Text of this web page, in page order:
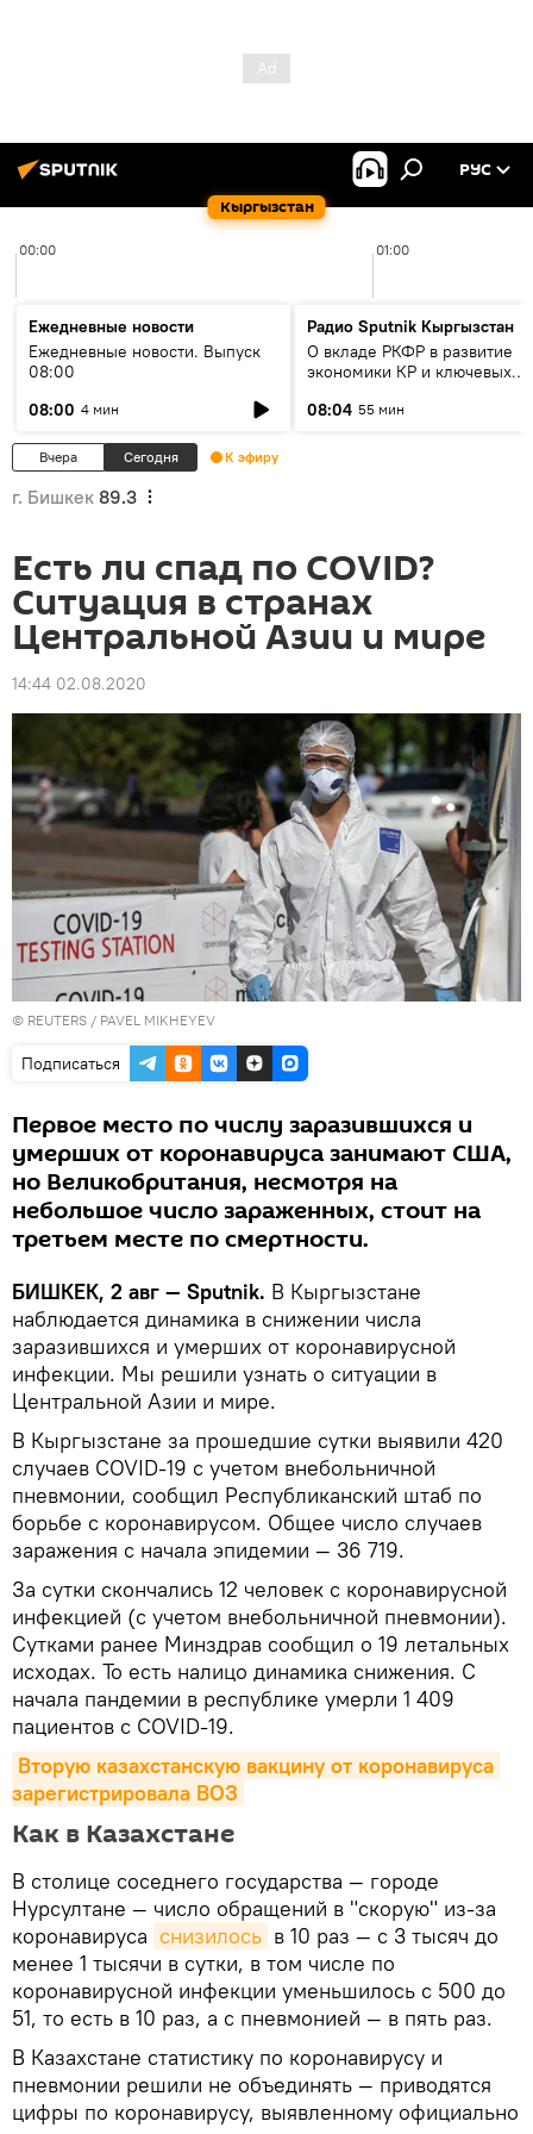
Кыргызстан
РУС
00:00 01:00
Ежедневные новости
Ежедневные новости. Выпуск
08:00
08:00 4 мин
Радио Sputnik Кыргызстан
О вкладе РКФР в развитие
экономики КР и ключевых
08:04 55 мин
Вчера Сегодня К эфиру
г. Бишкек 89.3
Есть ли спад по COVID?
Ситуация в странах
Центральной Азии и мире
14:44 02.08.2020
© REUTERS / PAVEL MIKHEYEV
Подписаться
Первое место по числу заразившихся и
умерших от коронавируса занимают США,
но Великобритания, несмотря на
небольшое число зараженных, стоит на
третьем месте по смертности.
БИШКЕК, 2 авг — Sputnik. В Кыргызстане
наблюдается динамика в снижении числа
заразившихся и умерших от коронавирусной
инфекции. Мы решили узнать о ситуации в
Центральной Азии и мире.
В Кыргызстане за прошедшие сутки выявили 420
случаев COVID-19 с учетом внебольничной
пневмонии, сообщил Республиканский штаб по
борьбе с коронавирусом. Общее число случаев
заражения с начала эпидемии — 36 719.
За сутки скончались 12 человек с коронавирусной
инфекцией (с учетом внебольничной пневмонии).
Сутками ранее Минздрав сообщил о 19 летальных
исходах. То есть налицо динамика снижения. С
начала пандемии в республике умерли 1 409
пациентов с COVID-19.
Вторую казахстанскую вакцину от коронавируса
зарегистрировала ВОЗ
Как в Казахстане
В столице соседнего государства — городе
Нурсултане — число обращений в "скорую" из-за
коронавируса снизилось в 10 раз — с 3 тысяч до
менее 1 тысячи в сутки, в том числе по
коронавирусной инфекции уменьшилось с 500 до
51, то есть в 10 раз, а с пневмонией — в пять раз.
В Казахстане статистику по коронавирусу и
пневмонии решили не объединять — приводятся
цифры по коронавирусу, выявленному официально